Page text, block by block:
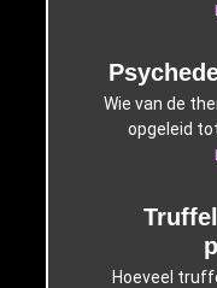
Wie van de
opgeleid
Hoeveel